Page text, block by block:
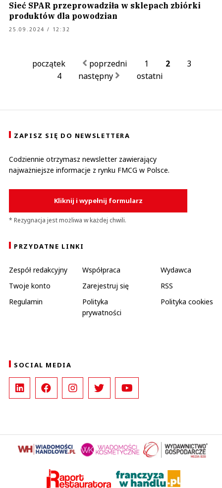
Sieć SPAR przeprowadziła w sklepach zbiórki
produktów dla powodzian
25.09.2024 / 12:32
początek poprzedni 1 2
3
4
następny ostatni
ZAPISZ SIĘ DO NEWSLETTERA
Codziennie otrzymasz newsletter zawierający
najważniejsze informacje z rynku FMCG w Polsce.
Kliknij i wypełnij formularz
* Rezygnacja jest możliwa w każdej chwili.
PRZYDATNE LINKI
Zespół redakcyjny Współpraca
Wydawca
Twoje konto
Zarejestruj się
RSS
Regulamin
Polityka
prywatności
Polityka cookies
SOCIAL MEDIA